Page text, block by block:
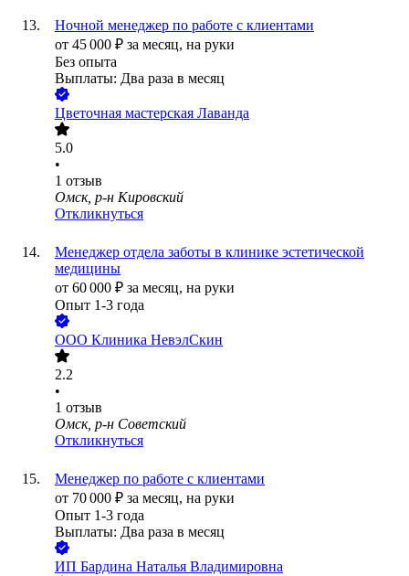
Ночной менеджер по работе с клиентами
от 45 000 ₽ за месяц, на руки
Без опыта
Выплаты: Два раза в месяц
Цветочная мастерская Лаванда
5.0
•
1 отзыв
Омск, р-н Кировский
Откликнуться
Менеджер отдела заботы в клинике эстетической
медицины
от 60 000 ₽ за месяц, на руки
Опыт 1-3 года
ООО Клиника НевэлСкин
2.2
•
1 отзыв
Омск, р-н Советский
Откликнуться
Менеджер по работе с клиентами
от 70 000 ₽ за месяц, на руки
Опыт 1-3 года
Выплаты: Два раза в месяц
ИП Бардина Наталья Владимировна